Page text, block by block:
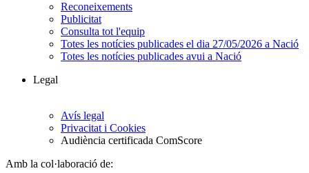
Reconeixements
Publicitat
Consulta tot l'equip
Totes les notícies publicades el dia 27/05/2026 a Nació
Totes les notícies publicades avui a Nació
Legal
Avís legal
Privacitat i Cookies
Audiència certificada ComScore
Amb la col·laboració de: